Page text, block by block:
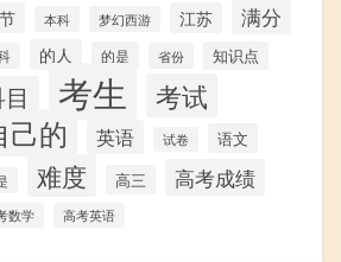
本科 梦幻西游 江苏 满分
的人 的是 省份 知识点
考生 考试
己的 英语 试卷 语文
难度 高三 高考成绩
数学 高考英语